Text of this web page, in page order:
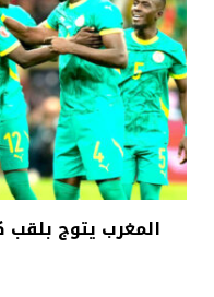
المغرب يتوج بلقب